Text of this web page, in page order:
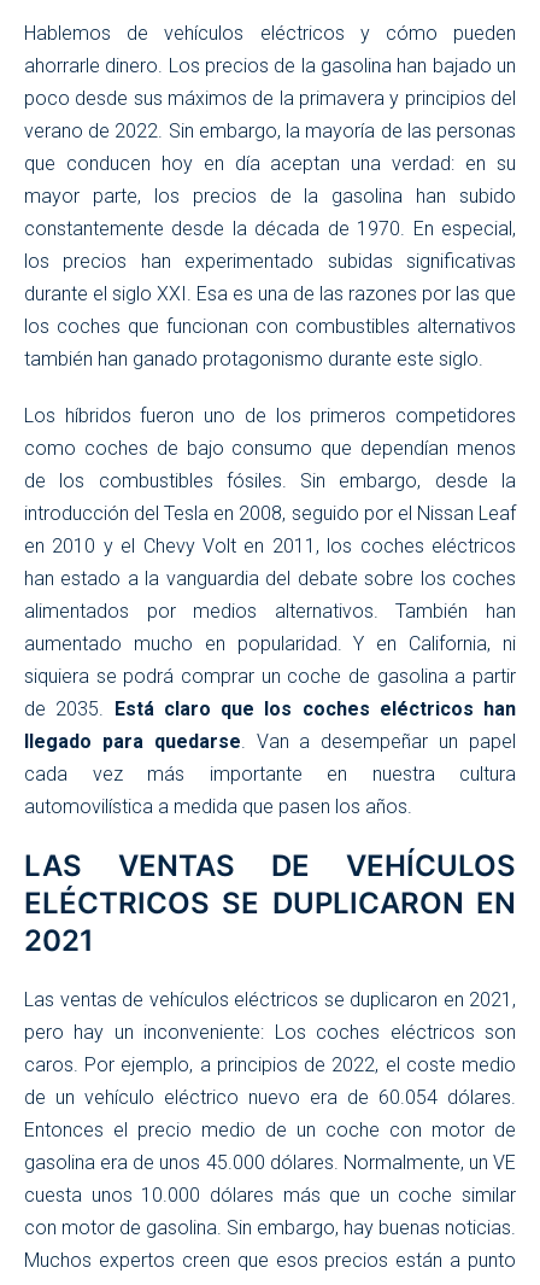
Hablemos de vehículos eléctricos y cómo pueden
ahorrarle dinero. Los precios de la gasolina han bajado un
poco desde sus máximos de la primavera y principios del
verano de 2022. Sin embargo, la mayoría de las personas
que conducen hoy en día aceptan una verdad: en su
mayor parte, los precios de la gasolina han subido
constantemente desde la década de 1970. En especial,
los precios han experimentado subidas significativas
durante el siglo XXI. Esa es una de las razones por las que
los coches que funcionan con combustibles alternativos
también han ganado protagonismo durante este siglo.
Los híbridos fueron uno de los primeros competidores
como coches de bajo consumo que dependían menos
de los combustibles fósiles. Sin embargo, desde la
introducción del Tesla en 2008, seguido por el Nissan Leaf
en 2010 y el Chevy Volt en 2011, los coches eléctricos
han estado a la vanguardia del debate sobre los coches
alimentados por medios alternativos. También han
aumentado mucho en popularidad. Y en California, ni
siquiera se podrá comprar un coche de gasolina a partir
de 2035. Está claro que los coches eléctricos han
llegado para quedarse . Van a desempeñar un papel
cada vez más importante en nuestra cultura
automovilística a medida que pasen los años.
LAS VENTAS DE VEHÍCULOS
ELÉCTRICOS SE DUPLICARON EN
2021
Las ventas de vehículos eléctricos se duplicaron en 2021,
pero hay un inconveniente: Los coches eléctricos son
caros. Por ejemplo, a principios de 2022, el coste medio
de un vehículo eléctrico nuevo era de 60.054 dólares.
Entonces el precio medio de un coche con motor de
gasolina era de unos 45.000 dólares. Normalmente, un VE
cuesta unos 10.000 dólares más que un coche similar
con motor de gasolina. Sin embargo, hay buenas noticias.
Muchos expertos creen que esos precios están a punto